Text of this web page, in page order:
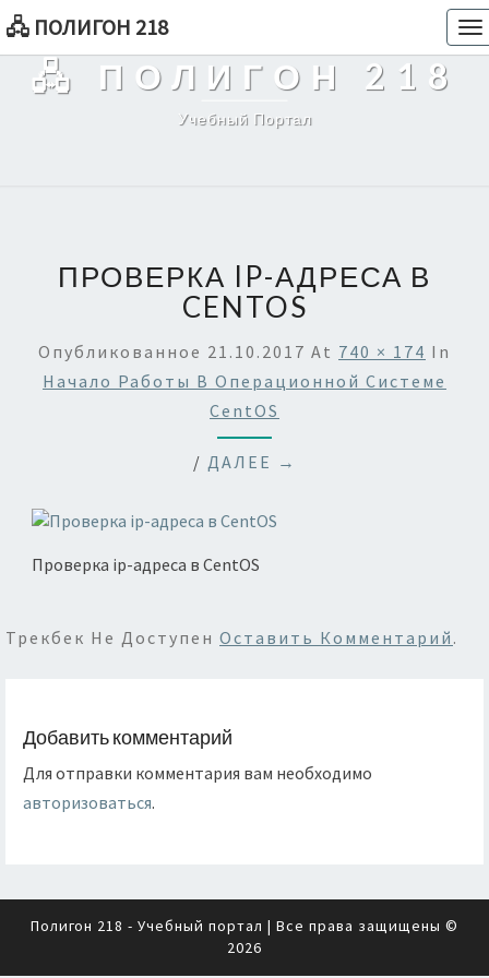
🖧 ПОЛИГОН 218
🖧 ПОЛИГОН 218
Учебный Портал
ПРОВЕРКА IP-АДРЕСА В
CENTOS
Опубликованное 21.10.2017 At 740 × 174 In
Начало Работы В Операционной Системе
CentOS
/ ДАЛЕЕ →
Проверка ip-адреса в CentOS
Трекбек Не Доступен Оставить Комментарий .
Добавить комментарий
Для отправки комментария вам необходимо
авторизоваться.
Полигон 218 - Учебный портал | Все права защищены ©
2026